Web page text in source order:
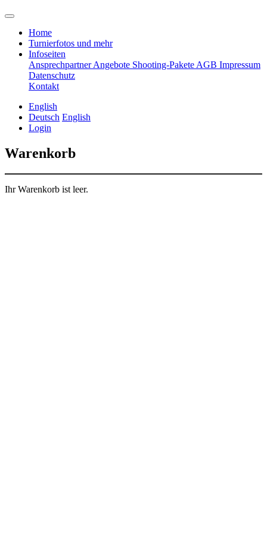
Home
Turnierfotos und mehr
Infoseiten
AnsprechpartnerAngebote Shooting-Pakete AGB Impressum
Datenschutz
Kontakt
English
Deutsch English
Login
Warenkorb
Ihr Warenkorb ist leer.